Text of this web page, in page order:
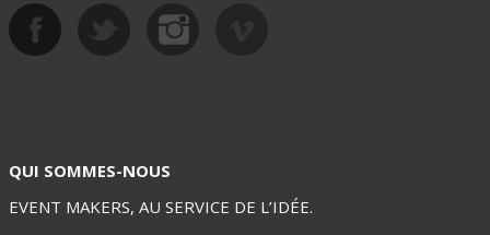
Soirées - Concerts
QUI SOMMES-NOUS
EVENT MAKERS, AU SERVICE DE L’IDÉE.